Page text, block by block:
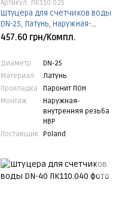
Артикул: ЛК110.025
Штуцера для счетчиков воды
DN-25, Латунь, Наружная-
внутренняя резьба НВР, DN-25,
457.60 грн/Компл.
Диаметр
DN-25
Материал
Латунь
Прокладка
Паронит ПОН
Монтаж
Наружная-
внутренняя резьба
НВР
Поставщик Poland